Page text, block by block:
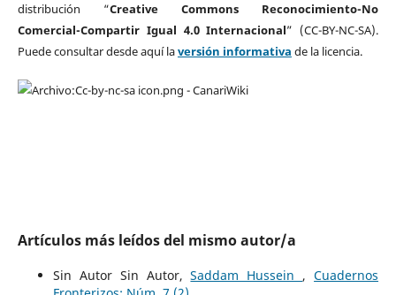
distribución “Creative Commons Reconocimiento-No
Comercial-Compartir Igual 4.0 Internacional” (CC-BY-NC-SA).
Puede consultar desde aquí laversión informativa de la licencia.
Artículos más leídos del mismo autor/a
Sin Autor Sin Autor,Saddam Hussein ,Cuadernos